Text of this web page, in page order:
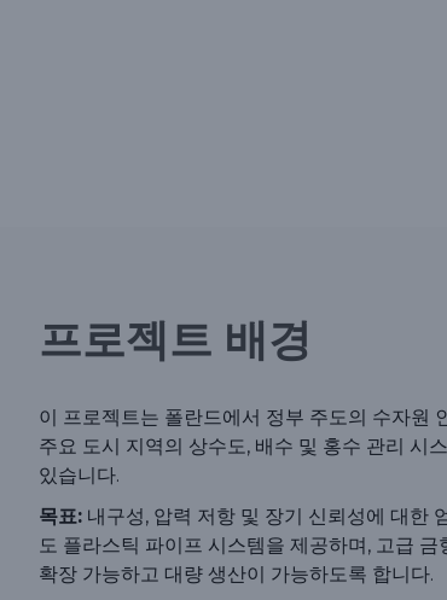
프로젝트 배경
이 프로젝트는 폴란드에서 정부 주도의 수자원
주요 도시 지역의 상수도, 배수 및 홍수 관리 시
있습니다.
목표: 내구성, 압력 저항 및 장기 신뢰성에 대한
도 플라스틱 파이프 시스템을 제공하며, 고급
확장 가능하고 대량 생산이 가능하도록 합니다.